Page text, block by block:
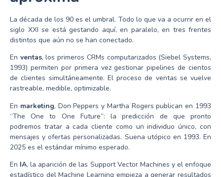
La década de los 90 es el umbral. Todo lo que va a ocurrir en el
siglo XXI se está gestando aquí, en paralelo, en tres frentes
distintos que aún no se han conectado.
En ventas, los primeros CRMs computarizados (Siebel Systems,
1993) permiten por primera vez gestionar pipelines de cientos
de clientes simultáneamente. El proceso de ventas se vuelve
rastreable, medible, optimizable.
En marketing, Don Peppers y Martha Rogers publican en 1993
“The One to One Future”: la predicción de que pronto
podremos tratar a cada cliente como un individuo único, con
mensajes y ofertas personalizadas. Suena utópico en 1993. En
2025 es el estándar mínimo esperado.
En IA, la aparición de las Support Vector Machines y el enfoque
estadístico del Machine Learning empieza a generar resultados